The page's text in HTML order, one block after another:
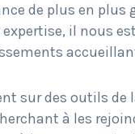
de plus en
il nous
sur des outils
à les